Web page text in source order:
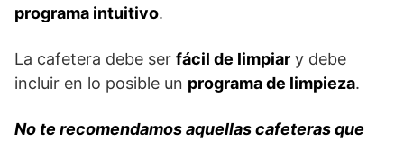
programa intuitivo.
La cafetera debe ser fácil de limpiar y debe
incluir en lo posible un programa de limpieza.
No te recomendamos aquellas cafeteras que